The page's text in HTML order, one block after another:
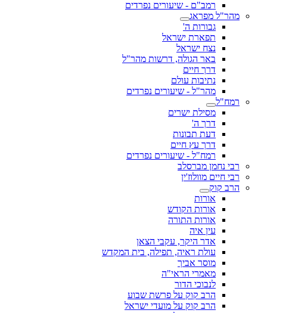
רמב"ם - שיעורים נפרדים
מהר"ל מפראג
גבורות ה'
תפארת ישראל
נצח ישראל
באר הגולה, דרשות מהר"ל
דרך חיים
נתיבות עולם
מהר"ל - שיעורים נפרדים
רמח"ל
מסילת ישרים
דרך ה'
דעת תבונות
דרך עץ חיים
רמח"ל - שיעורים נפרדים
רבי נחמן מברסלב
רבי חיים מוולוז'ין
הרב קוק
אורות
אורות הקודש
אורות התורה
עין איה
אדר היקר, עקבי הצאן
עולת ראיה, תפילה, בית המקדש
מוסר אביך
מאמרי הראי"ה
לנבוכי הדור
הרב קוק על פרשת שבוע
הרב קוק על מועדי ישראל